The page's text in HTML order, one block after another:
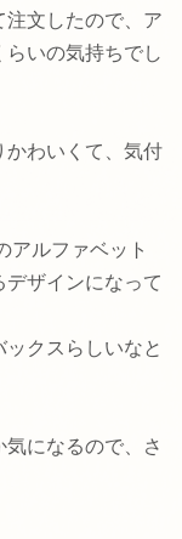
注文したので、ア
いの気持ちでし
かわいくて、気付
アルファベット
ザインになって
クスらしいなと
になるので、さ